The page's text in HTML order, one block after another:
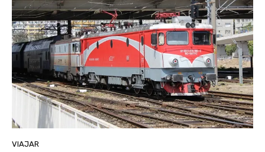
VIAJAR